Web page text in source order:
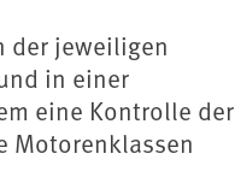
der jeweiligen
in einer
eine Kontrolle der
Motorenklassen